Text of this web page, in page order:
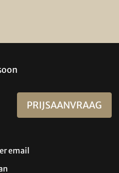
PRIJSAANVRAAG
email